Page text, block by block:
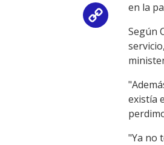
Link
en la
Según
existía
"Ya no